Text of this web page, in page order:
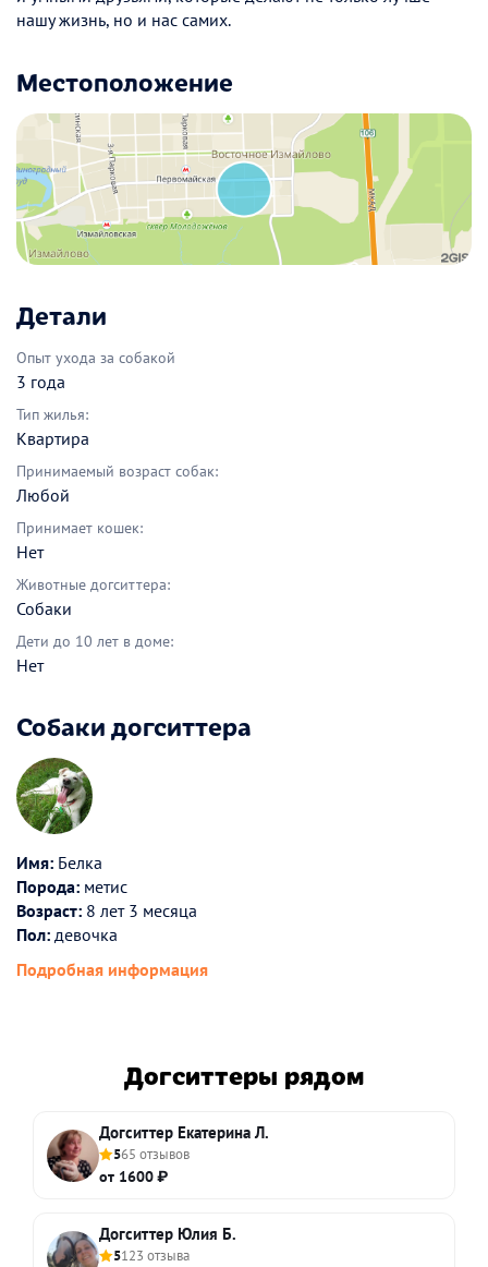
нашу жизнь, но и нас самих.
Местоположение
Детали
Опыт ухода за собакой
3 года
Тип жилья:
Квартира
Принимаемый возраст собак:
Любой
Принимает кошек:
Нет
Животные догситтера:
Собаки
Дети до 10 лет в доме:
Нет
Собаки догситтера
Имя: Белка
Порода: метис
Возраст: 8 лет 3 месяца
Пол: девочка
Подробная информация
Догситтеры рядом
Догситтер Екатерина Л.
565 отзывов
от 1600 ₽
Догситтер Юлия Б.
5123 отзыва